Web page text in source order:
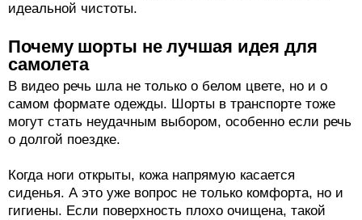
идеальной чистоты.
Почему шорты не лучшая идея для
самолета
В видео речь шла не только о белом цвете, но и о
самом формате одежды. Шорты в транспорте тоже
могут стать неудачным выбором, особенно если речь
о долгой поездке.
Когда ноги открыты, кожа напрямую касается
сиденья. А это уже вопрос не только комфорта, но и
гигиены. Если поверхность плохо очищена, такой